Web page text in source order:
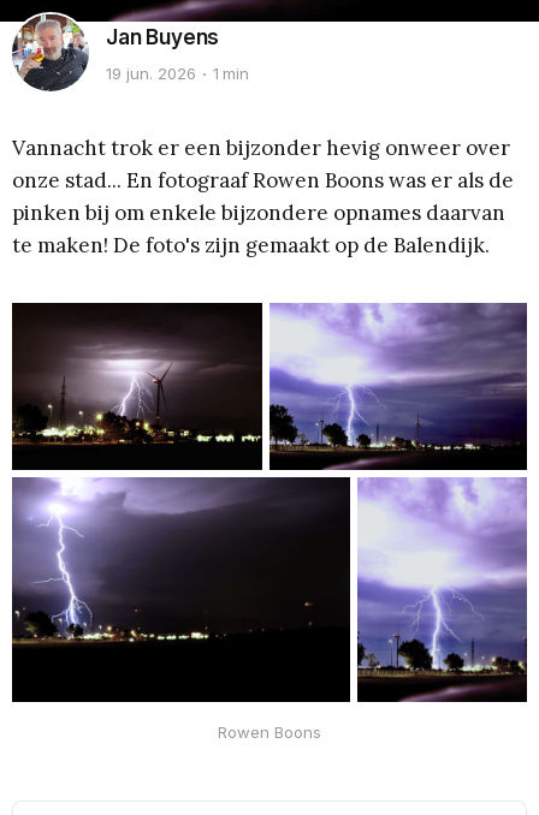
Jan Buyens
19 jun. 2026 1 min
Vannacht trok er een bijzonder hevig onweer over
onze stad... En fotograaf Rowen Boons was er als de
pinken bij om enkele bijzondere opnames daarvan
te maken! De foto's zijn gemaakt op de Balendijk.
Rowen Boons